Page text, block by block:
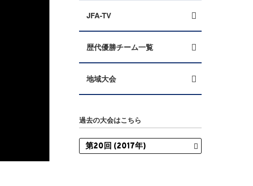
JFA-TV
歴代優勝チーム一覧
地域大会
過去の大会はこちら